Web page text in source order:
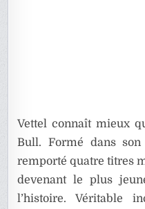
Vettel connaît mieux
Bull. Formé dans
remporté quatre titres
devenant le plus
l’histoire. Véritable